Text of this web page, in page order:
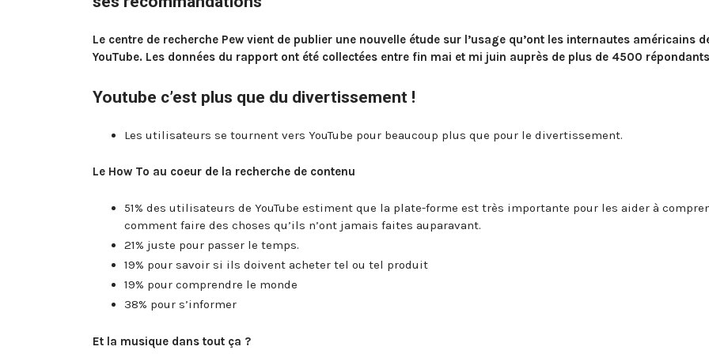
Le centre de recherche Pew vient de publier une nouvelle étude sur l’usage qu’ont les internautes américains
YouTube. Les données du rapport ont été collectées entre fin mai et mi juin auprès de plus de 4500
Youtube c’est plus que du divertissement !
Les utilisateurs se tournent vers YouTube pour beaucoup plus que pour le divertissement.
Le How To au coeur de la recherche de contenu
51% des utilisateurs de YouTube estiment que la plate-forme est très importante pour les aider à
comment faire des choses qu’ils n’ont jamais faites auparavant.
21% juste pour passer le temps.
19% pour savoir si ils doivent acheter tel ou tel produit
19% pour comprendre le monde
38% pour s’informer
Et la musique dans tout ça ?